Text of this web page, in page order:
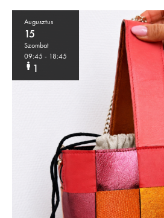
Augusztus
15
Szombat
09:45 - 18:45
1